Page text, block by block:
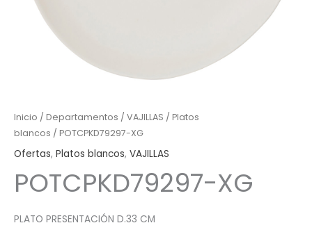
Inicio / Departamentos / VAJILLAS / Platos
blancos / POTCPKD79297-XG
Ofertas, Platos blancos, VAJILLAS
POTCPKD79297-XG
PLATO PRESENTACIÓN D.33 CM